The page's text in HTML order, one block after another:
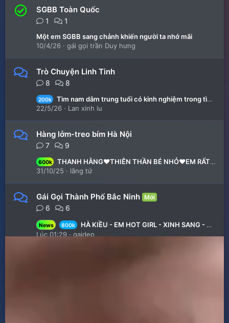
SGBB Toàn Quốc
1 1
Một em SGBB sang chảnh khiến người ta nhớ mãi
10/4/26
gái gọi trần Duy hưng
Trò Chuyện Linh Tinh
8 8
200k
Tìm nam dâm trung tuổi có kinh nghiệm trong tình trường
22/5/26
Lan xinh iu
Hàng lởm-treo bím Hà Nội
7 9
600k
THANH HẰNG❤️THIÊN THẦN BÉ NHỎ❤️EM RẤT NGOAN CHIỀU KHÁCH ❤️ĐẾN VỚI EM SẼ ĐƯỢC THOẢ MÃN
31/10/25
lãng tử
Gái Gọi Thành Phố Bắc Ninh Mới
6 6
News 800k
HÀ KIỀU - EM HOT GIRL - XINH SANG - VÚ TO - MÔNG MẨY - NÓNG BỎNG VÀ GỢI TÌNH
Lúc 01:29
gaidep